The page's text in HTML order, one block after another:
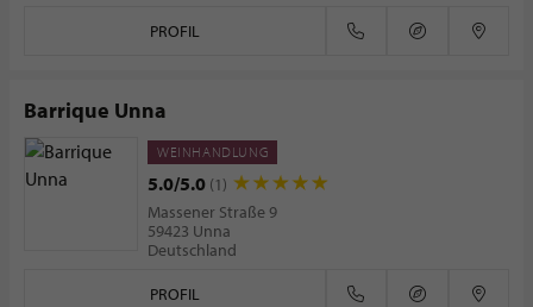
PROFIL
Barrique Unna
WEINHANDLUNG
5.0/5.0 (1)
Massener Straße 9
59423 Unna
Deutschland
PROFIL